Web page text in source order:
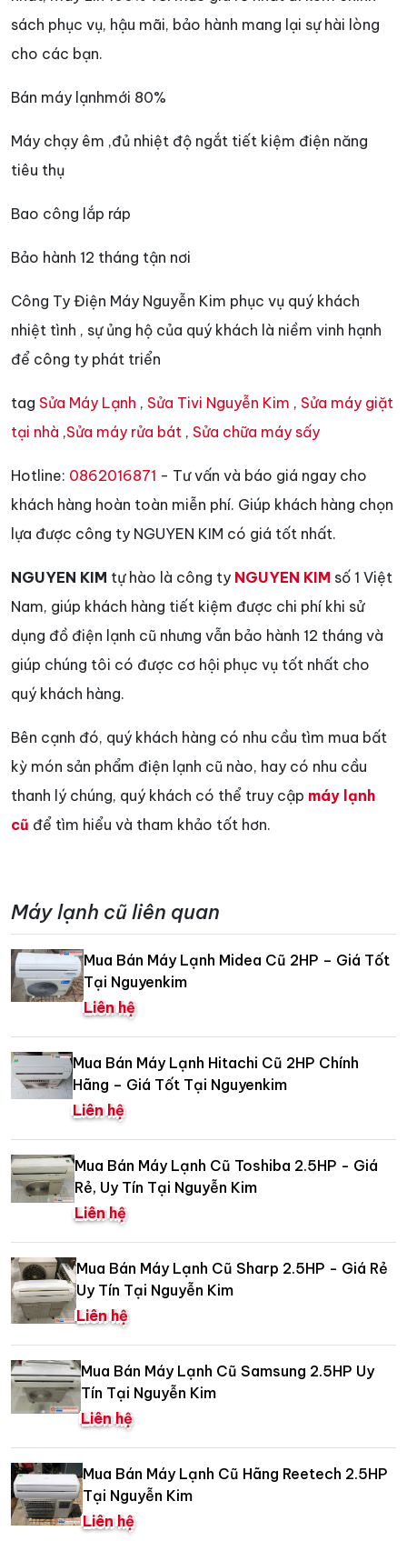
sách phục vụ, hậu mãi, bảo hành mang lại sự hài lòng
cho các bạn.
Bán máy lạnhmới 80%
Máy chạy êm ,đủ nhiệt độ ngắt tiết kiệm điện năng
tiêu thụ
Bao công lắp ráp
Bảo hành 12 tháng tận nơi
Công Ty Điện Máy Nguyễn Kim phục vụ quý khách
nhiệt tình , sự ủng hộ của quý khách là niềm vinh hạnh
để công ty phát triển
tag Sửa Máy Lạnh , Sửa Tivi Nguyễn Kim , Sửa máy giặt
tại nhà ,Sửa máy rửa bát , Sửa chữa máy sấy
Hotline: 0862016871 - Tư vấn và báo giá ngay cho
khách hàng hoàn toàn miễn phí. Giúp khách hàng chọn
lựa được công ty NGUYEN KIM có giá tốt nhất.
NGUYEN KIM tự hào là công ty NGUYEN KIM số 1 Việt
Nam, giúp khách hàng tiết kiệm được chi phí khi sử
dụng đồ điện lạnh cũ nhưng vẫn bảo hành 12 tháng và
giúp chúng tôi có được cơ hội phục vụ tốt nhất cho
quý khách hàng.
Bên cạnh đó, quý khách hàng có nhu cầu tìm mua bất
kỳ món sản phẩm điện lạnh cũ nào, hay có nhu cầu
thanh lý chúng, quý khách có thể truy cập máy lạnh
cũ để tìm hiểu và tham khảo tốt hơn.
Máy lạnh cũ liên quan
Mua Bán Máy Lạnh Midea Cũ 2HP – Giá Tốt
Tại Nguyenkim
Liên hệ
Mua Bán Máy Lạnh Hitachi Cũ 2HP Chính
Hãng – Giá Tốt Tại Nguyenkim
Liên hệ
Mua Bán Máy Lạnh Cũ Toshiba 2.5HP - Giá
Rẻ, Uy Tín Tại Nguyễn Kim
Liên hệ
Mua Bán Máy Lạnh Cũ Sharp 2.5HP - Giá Rẻ
Uy Tín Tại Nguyễn Kim
Liên hệ
Mua Bán Máy Lạnh Cũ Samsung 2.5HP Uy
Tín Tại Nguyễn Kim
Liên hệ
Mua Bán Máy Lạnh Cũ Hãng Reetech 2.5HP
Tại Nguyễn Kim
Liên hệ